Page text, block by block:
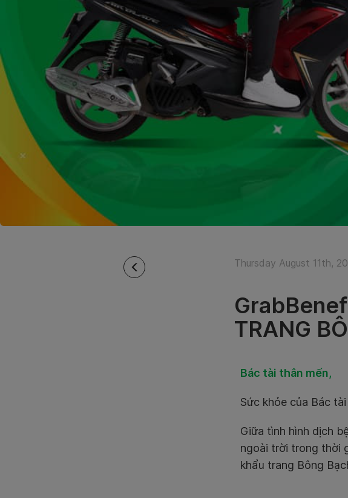
Thursday August 11th,
TRANG
Bác tài thân mến,
Sức khỏe của Bác
Giữa tình hình dịch
ngoài trời trong thời
khẩu trang Bông